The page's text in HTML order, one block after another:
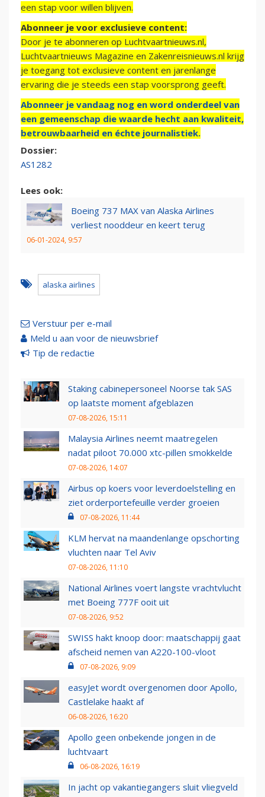
een stap voor willen blijven.
Abonneer je voor exclusieve content:
Door je te abonneren op Luchtvaartnieuws.nl,
Luchtvaartnieuws Magazine en Zakenreisnieuws.nl krijg
je toegang tot exclusieve content en jarenlange
ervaring die je steeds een stap voorsprong geeft.
Abonneer je vandaag nog en word onderdeel van
een gemeenschap die waarde hecht aan kwaliteit,
betrouwbaarheid en échte journalistiek.
Dossier:
AS1282
Lees ook:
Boeing 737 MAX van Alaska Airlines
verliest nooddeur en keert terug
06-01-2024, 9:57
alaska airlines
Verstuur per e-mail
Meld u aan voor de nieuwsbrief
Tip de redactie
Staking cabinepersoneel Noorse tak SAS
op laatste moment afgeblazen
07-08-2026, 15:11
Malaysia Airlines neemt maatregelen
nadat piloot 70.000 xtc-pillen smokkelde
07-08-2026, 14:07
Airbus op koers voor leverdoelstelling en
ziet orderportefeuille verder groeien
07-08-2026, 11:44
KLM hervat na maandenlange opschorting
vluchten naar Tel Aviv
07-08-2026, 11:10
National Airlines voert langste vrachtvlucht
met Boeing 777F ooit uit
07-08-2026, 9:52
SWISS hakt knoop door: maatschappij gaat
afscheid nemen van A220-100-vloot
07-08-2026, 9:09
easyJet wordt overgenomen door Apollo,
Castlelake haakt af
06-08-2026, 16:20
Apollo geen onbekende jongen in de
luchtvaart
06-08-2026, 16:19
In jacht op vakantiegangers sluit vliegveld